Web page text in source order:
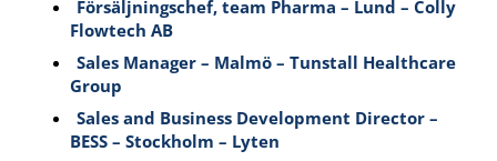
Försäljningschef, team Pharma – Lund – Colly
Flowtech AB
Sales Manager – Malmö – Tunstall Healthcare
Group
Sales and Business Development Director –
BESS – Stockholm – Lyten